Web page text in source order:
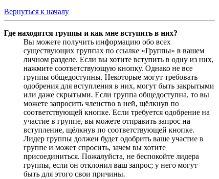
Вернуться к началу
Где находятся группы и как мне вступить в них?
Вы можете получить информацию обо всех
существующих группах по ссылке «Группы» в вашем
личном разделе. Если вы хотите вступить в одну из них,
нажмите соответствующую кнопку. Однако не все
группы общедоступны. Некоторые могут требовать
одобрения для вступления в них, могут быть закрытыми
или даже скрытыми. Если группа общедоступна, то вы
можете запросить членство в ней, щёлкнув по
соответствующей кнопке. Если требуется одобрение на
участие в группе, вы можете отправить запрос на
вступление, щёлкнув по соответствующей кнопке.
Лидер группы должен будет одобрить ваше участие в
группе и может спросить, зачем вы хотите
присоединиться. Пожалуйста, не беспокойте лидера
группы, если он отклонил ваш запрос; у него могут
быть для этого свои причины.